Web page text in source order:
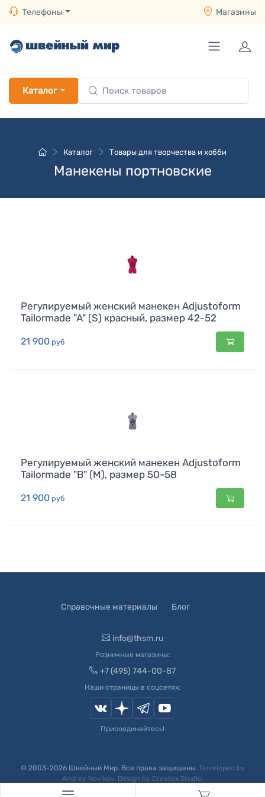
Телефоны Магазины
Каталог
Каталог Товары для творчества и хобби
Манекены портновские
Регулируемый женский манекен Adjustoform
Tailormade "A" (S) красный, размер 42-52
21 900 руб
Регулируемый женский манекен Adjustoform
Tailormade "B" (M), размер 50-58
21 900 руб
Справочные материалы Блог
info@thsm.ru
Розничные магазины:
+7 (495) 744-00-87
Наши страницы в соцсетях:
Присоединяйтесь!
© 2003-2026Швейный Мир. Все права защищены. Developed by
Andrey Novikov. Design by Createx Studio.